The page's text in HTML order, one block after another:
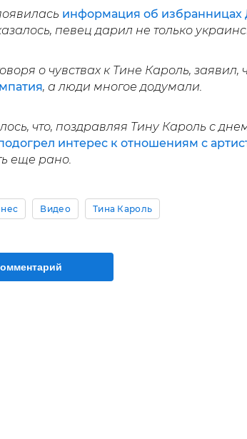
информация об избранницах
певец дарил не только
о чувствах к Тине Кароль, заявил,
, а люди многое додумали.
что, поздравляя Тину Кароль с
интерес к отношениям с
еще рано.
Видео Тина Кароль